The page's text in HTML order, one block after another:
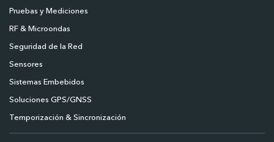
Pruebas y Mediciones
RF & Microondas
Seguridad de la Red
Sensores
Sistemas Embebidos
Soluciones GPS/GNSS
Temporización & Sincronización